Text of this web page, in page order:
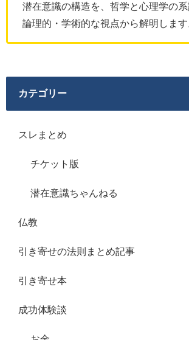
潜在意識の構造を、哲学と心理学の系
論理的・学術的な視点から解明します
カテゴリー
スレまとめ
チケット版
潜在意識ちゃんねる
仏教
引き寄せの法則まとめ記事
引き寄せ本
成功体験談